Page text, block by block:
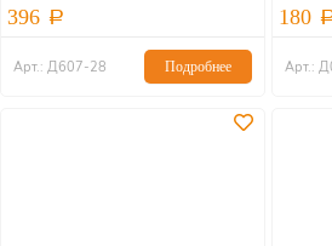
396
Арт.: Д607-28 Подробнее
180
Арт.: